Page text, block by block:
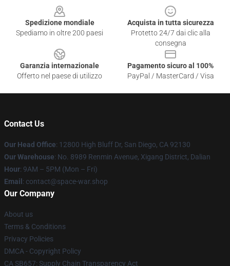
Spedizione mondiale
Spediamo in oltre 200 paesi
Acquista in tutta sicurezza
Protetto 24/7 dai clic alla
consegna
Garanzia internazionale
Offerto nel paese di utilizzo
Pagamento sicuro al 100%
PayPal / MasterCard / Visa
Contact Us
Our Head Office: 12800 High Bluff Dr, San Diego, CA 92130
Our Warehouse: No. 8989 Renmin Avenue, Xigang District, Dalian
Hour: 9AM – 5PM (Mon – Fri)
Email : contact@space-war.shop
Our Company
About us
Terms & Conditions
Privacy Policies
DMCA - Copyright Policy
CA SB657: Supply Chain Transparency Act